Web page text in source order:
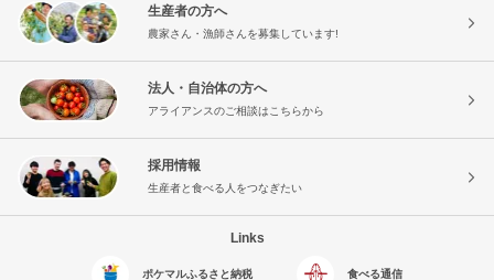
生産者の方へ
農家さん・漁師さんを募集しています!
法人・自治体の方へ
アライアンスのご相談はこちらから
採用情報
生産者と食べる人をつなぎたい
Links
ポケマルふるさと納税 食べる通信